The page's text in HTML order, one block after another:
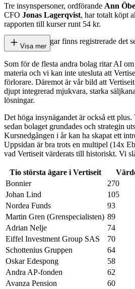
Tre insynspersoner, ordförande Ann
CFO Jonas Lagerqvist, har totalt köpt
rapporten till kurser runt 54 kr.
Inga försäljningar finns registrerade det
Visa mer
Som för de flesta andra bolag ritar AI
materia och vi kan inte utesluta att
förlorare. Däremot är vår bild att
djupt integrerad mjukvara, starka
lösningar.
Det höga insynägandet är också ett
sedan bolaget grundades och strategin
Kursnedgången i år kan ha skapat ett
Uppsidan är bra trots en multipel (14x
vad Vertiseit värderats till historiskt. Vi
Tio största ägare i Vertiseit
Bonnier
270
Johan Lind
105
Nordea Funds
93
Martin Gren (Grenspecialisten) 89
Adrian Nelje
74
Eiffel Investment Group SAS
70
Schottenius Gruppen
64
Oskar Edespong
58
Andra AP-fonden
62
Avanza Pension
60